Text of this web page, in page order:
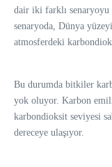
dair iki farklı
senaryoda, Dünya
atmosferdeki
Bu durumda bitkiler
yok oluyor. Karbon
karbondioksit seviyesi
dereceye ulaşıyor.